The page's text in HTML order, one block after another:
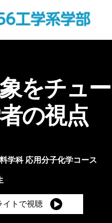
をチュ
の視点
学科 応用分子化学コース
イトで視聴